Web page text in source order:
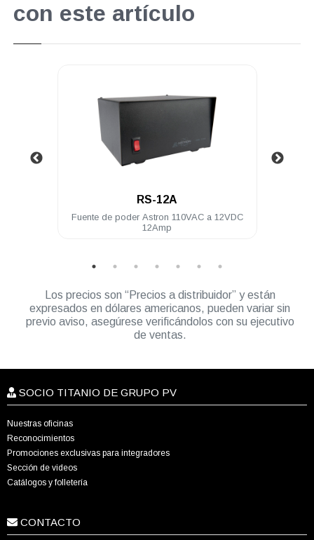
con este artículo
de poder Astron 110VAC a 12VDC
Fuente de poder Astron
Los precios son “Precios a distribuidor” y están
expresados en dólares americanos, pueden variar sin
previo aviso, asegúrese verificándolos con su ejecutivo
de ventas.
SOCIO TITANIO DE GRUPO PV
Nuestras oficinas
Reconocimientos
Promociones exclusivas para integradores
Sección de videos
Catálogos y folletería
CONTACTO